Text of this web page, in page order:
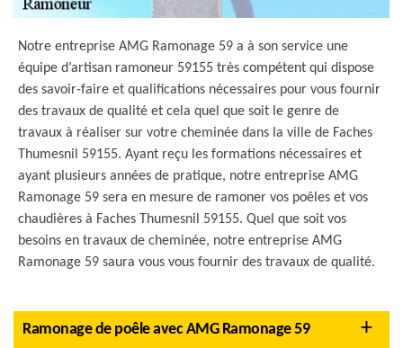
Notre entreprise AMG Ramonage 59 a à son service une
équipe d’artisan ramoneur 59155 très compétent qui dispose
des savoir-faire et qualifications nécessaires pour vous fournir
des travaux de qualité et cela quel que soit le genre de
travaux à réaliser sur votre cheminée dans la ville de Faches
Thumesnil 59155. Ayant reçu les formations nécessaires et
ayant plusieurs années de pratique, notre entreprise AMG
Ramonage 59 sera en mesure de ramoner vos poêles et vos
chaudières à Faches Thumesnil 59155. Quel que soit vos
besoins en travaux de cheminée, notre entreprise AMG
Ramonage 59 saura vous vous fournir des travaux de qualité.
Ramonage de poêle avec AMG Ramonage 59